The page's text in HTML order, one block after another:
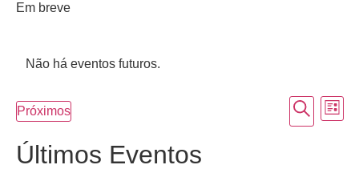
Em breve
Não há eventos futuros.
Lista
Próximos
data.
Últimos Eventos